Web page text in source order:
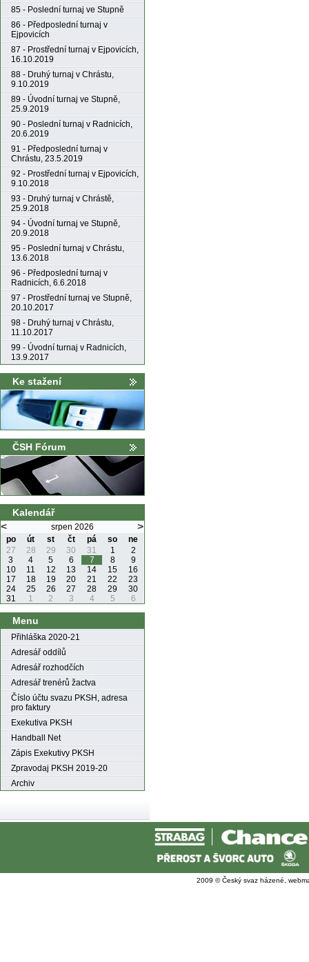
85 - Poslední turnaj ve Stupně
86 - Předposlední turnaj v
Ejpovicích
87 - Prostřední turnaj v Ejpovicích,
16.10.2019
88 - Druhý turnaj v Chrástu,
9.10.2019
89 - Úvodní turnaj ve Stupně,
25.9.2019
90 - Poslední turnaj v Radnicích,
20.6.2019
91 - Předposlední turnaj v
Chrástu, 23.5.2019
92 - Prostřední turnaj v Ejpovicích,
9.10.2018
93 - Druhý turnaj v Chrástě,
25.9.2018
94 - Úvodní turnaj ve Stupně,
20.9.2018
95 - Poslední turnaj v Chrástu,
13.6.2018
96 - Předposlední turnaj v
Radnicích, 6.6.2018
97 - Prostřední turnaj ve Stupně,
20.10.2017
98 - Druhý turnaj v Chrástu,
11.10.2017
99 - Úvodní turnaj v Radnicích,
13.9.2017
Ke stažení
ČSH Fórum
Kalendář
< srpen 2026 >
po út st čt pá so
ne
27
28 29 30 31 1
2
3
4 5 6 7 8
9
10
11 12 13 14 15
16
17
18 19 20 21 22
23
24
25 26 27 28 29
30
31
1 2 3 4 5 6
Menu
Přihláška 2020-21
Adresář oddílů
Adresář rozhodčích
Adresář trenérů žactva
Číslo účtu svazu PKSH, adresa
pro faktury
Exekutiva PKSH
Handball Net
Zápis Exekutivy PKSH
Zpravodaj PKSH 2019-20
Archiv
2009 © Český svaz házené,